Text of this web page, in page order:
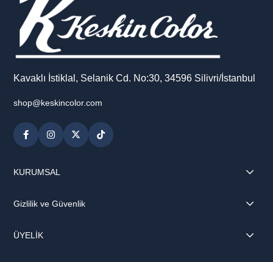
Kavaklı İstiklal, Selanik Cd. No:30, 34596 Silivri/İstanbul
shop@keskincolor.com
KURUMSAL
Gizlilik ve Güvenlik
ÜYELİK